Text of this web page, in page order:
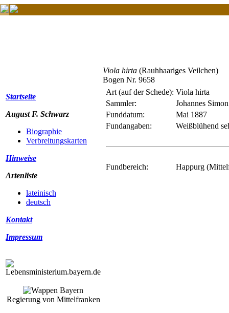
Startseite
August F. Schwarz
Biographie
Verbreitungskarten
Hinweise
Artenliste
lateinisch
deutsch
Kontakt
Impressum
Regierung von Mittelfranken
Viola hirta (Rauhhaariges Veilchen)
Bogen Nr. 9658
Art (auf der Schede): Viola hirta
Sammler:
Johannes Simon
Funddatum:
Mai 1887
Fundangaben:
Weißblühend
Fundbereich: Happurg